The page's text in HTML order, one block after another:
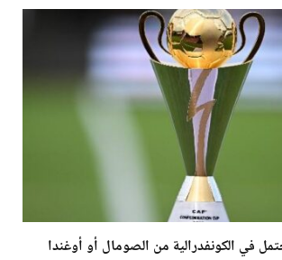
في الكونفدرالية من الصومال أو أوغندا